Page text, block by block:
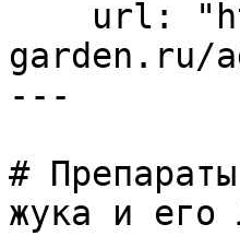
garden.ru/
---
#
жука и его